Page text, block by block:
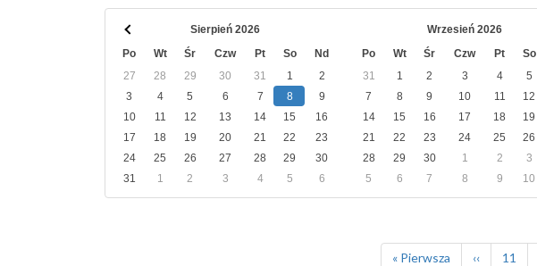
Sierpień 2026
Po
Wt Śr Czw Pt So
Nd
27
28 29 30 31 1
2
3
4 5 6 7 8
9
10
11 12 13 14 15
16
17
18 19 20 21 22
23
24
25 26 27 28 29
30
31
1 2 3 4 5 6
Wrzesień 2026
Po
Wt Śr Czw Pt So
31
1 2 3 4 5
7
8 9 10 11 12
14
15 16 17 18 19
21
22 23 24 25 26
28
29 30 1 2 3
5
6 7 8 9 10
Pierwsza
« Pierwsza
Poprzednia
‹‹ Page
11